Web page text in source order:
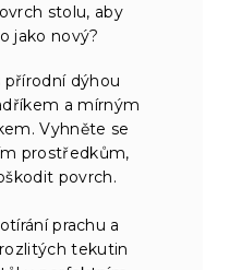
stolu, aby
jako nový?
přírodní dýhou
a mírným
Vyhněte se
prostředkům,
povrch.
prachu a
tekutin